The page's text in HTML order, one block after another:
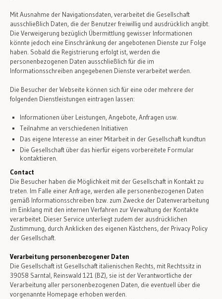
Mit Ausnahme der Navigationsdaten, verarbeitet die Gesellschaft
ausschließlich Daten, die der Benutzer freiwillig und ausdrücklich angibt.
Die Verweigerung bezüglich Übermittlung gewisser Informationen
könnte jedoch eine Einschränkung der angebotenen Dienste zur Folge
haben. Sobald die Registrierung erfolgt ist, werden die
personenbezogenen Daten ausschließlich für die im
Informationsschreiben angegebenen Dienste verarbeitet werden.
Die Besucher der Webseite können sich für eine oder mehrere der
folgenden Dienstleistungen eintragen lassen:
Informationen über Leistungen, Angebote, Anfragen usw.
Teilnahme an verschiedenen Initiativen
Das eigene Interesse an einer Mitarbeit in der Gesellschaft kundtun
Die Gesellschaft über das hierfür eigens vorbereitete Formular
kontaktieren.
Contact
Die Besucher haben die Möglichkeit mit der Gesellschaft in Kontakt zu
treten. Im Falle einer Anfrage, werden alle personenbezogenen Daten
gemäß Informationsschreiben bzw. zum Zwecke der Datenverarbeitung
im Einklang mit den internen Verfahren zur Verwaltung der Kontakte
verarbeitet. Dieser Service unterliegt zudem der ausdrücklichen
Zustimmung, durch Anklicken des eigenen Kästchens, der Privacy Policy
der Gesellschaft.
Verarbeitung personenbezogener Daten
Die Gesellschaft ist Gesellschaft italienischen Rechts, mit Rechtssitz in
39058 Sarntal, Reinswald 121 (BZ), sie ist der Verantwortliche der
Verarbeitung aller personenbezogenen Daten, die eventuell über die
vorgenannte Homepage erhoben werden.